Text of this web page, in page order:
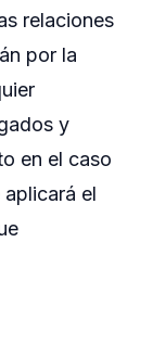
relaciones
por la
y
en el caso
el